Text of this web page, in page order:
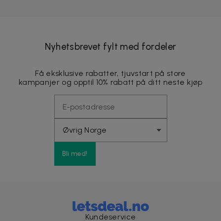
Nyhetsbrevet fylt med fordeler
Få eksklusive rabatter, tjuvstart på store
kampanjer og opptil 10% rabatt på ditt neste kjøp
Bli med!
Kundeservice